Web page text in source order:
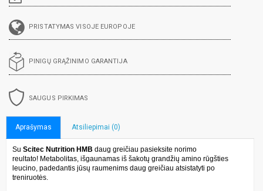
PRISTATYMAS VISOJE EUROPOJE
PINIGŲ GRĄŽINIMO GARANTIJA
SAUGUS PIRKIMAS
Aprašymas Atsiliepimai (0)
Su Scitec Nutrition HMB daug greičiau pasieksite norimo
reultato! Metabolitas, išgaunamas iš šakotų grandžių amino rūgšties
leucino, padedantis jūsų raumenims daug greičiau atsistatyti po
treniruotės.